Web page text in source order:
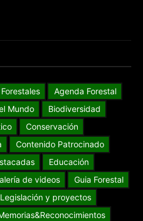
Agenda Forestal
Mundo
Biodiversidad
Conservación
Contenido Patrocinado
Educación
de videos
Guia Forestal
Legislación y proyectos